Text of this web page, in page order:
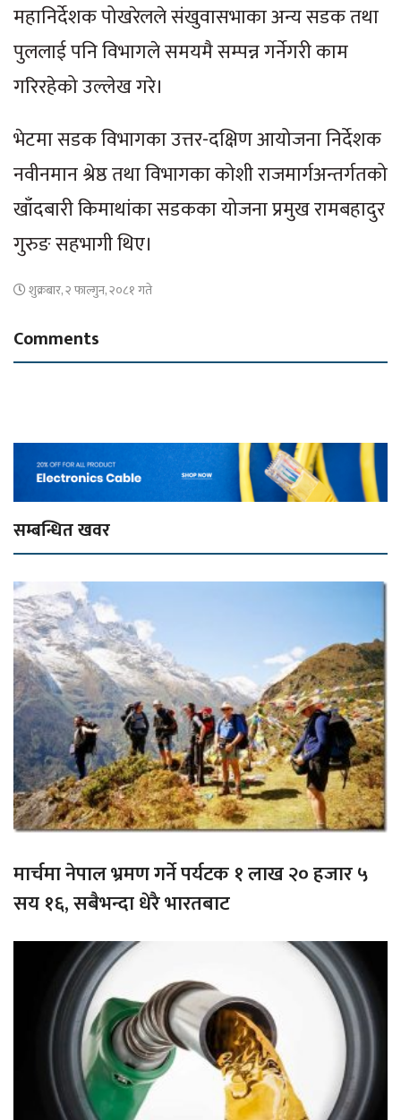
महानिर्देशक पोखरेलले संखुवासभाका अन्य सडक तथा
पुललाई पनि विभागले समयमै सम्पन्न गर्नेगरी काम
गरिरहेको उल्लेख गरे।
भेटमा सडक विभागका उत्तर-दक्षिण आयोजना निर्देशक
नवीनमान श्रेष्ठ तथा विभागका कोशी राजमार्गअन्तर्गतको
खाँदबारी किमाथांका सडकका योजना प्रमुख रामबहादुर
गुरुङ सहभागी थिए।
शुक्रबार, २ फाल्गुन, २०८१ गते
Comments
सम्बन्धित खवर
मार्चमा नेपाल भ्रमण गर्ने पर्यटक १ लाख २० हजार ५
सय १६, सबैभन्दा धेरै भारतबाट